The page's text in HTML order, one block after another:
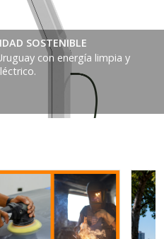
SOSTENIBLE
con energía limpia y